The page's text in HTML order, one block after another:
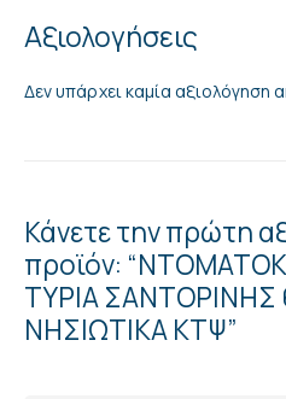
Αξιολογήσεις
Δεν υπάρχει καμία αξιολόγηση
Κάνετε την πρώτη
προϊόν:
ΤΥΡΙΑ ΣΑΝΤΟΡΙΝΗΣ
ΝΗΣΙΩΤΙΚΑ ΚΤΨ”